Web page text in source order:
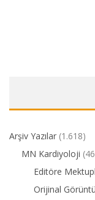
Arşiv Yazılar (1.618)
MN Kardiyoloji
Editöre
Orijinal